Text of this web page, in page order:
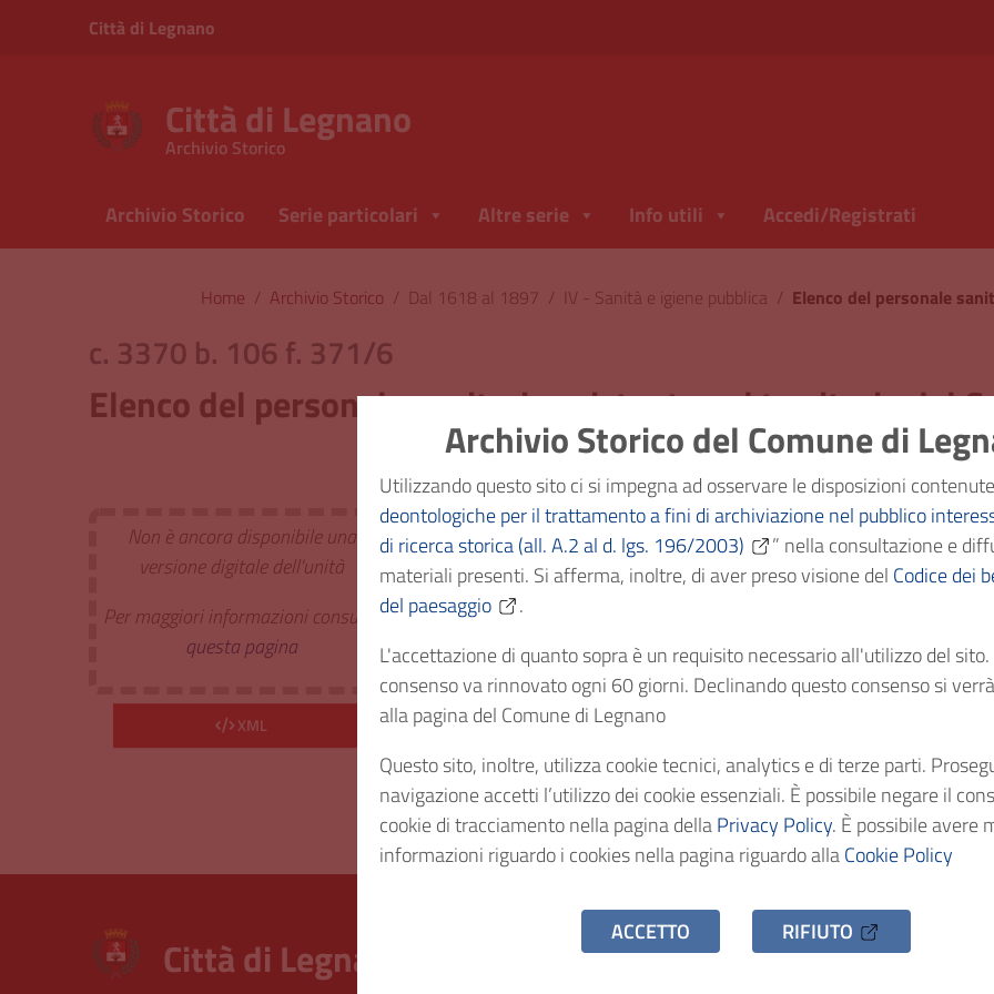
Archivio Storico del Comune di
Utilizzando questo sito ci si impegna ad osservare le disposizioni
deontologiche per il trattamento a fini di archiviazione nel pubblico
di ricerca storica (all. A.2 al d. lgs. 196/2003)
” nella consultazione e
materiali presenti. Si afferma, inoltre, di aver preso visione del Codice dei
del paesaggio
.
L'accettazione di quanto sopra è un requisito necessario all'utilizzo del
consenso va rinnovato ogni 60 giorni. Declinando questo consenso si
alla pagina del Comune di Legnano
Questo sito, inoltre, utilizza cookie tecnici, analytics e di terze parti.
navigazione accetti l’utilizzo dei cookie essenziali. È possibile negare il
cookie di tracciamento nella pagina dellaPrivacy Policy. È possibile avere
informazioni riguardo i cookies nella pagina riguardo allaCookie Policy
ACCETTO RIFIUTO
Vai ai contenuti
Vai al menu di navigazione
Città di Legnano
Città di Legnano
Archivio Storico
Archivio Storico Serie particolari Altre serie Info utili Accedi/Registrati
Home / Archivio Storico / Dal 1618 al 1897 / IV - Sanità e igiene pubblica /
c. 3370 b. 106 f. 371/6
Elenco del personale sanitario esistente nel territorio del
Non è ancora disponibile una
versione digitale dell'unità
Per maggiori informazioni consulta
questa pagina
XML
Classificazione IV - Sanità e
Estr. Cronologici 1861
Cod. Identificativo
Consistenza 1 fascicolo
Diritto d'accesso Uso pubblico
Città di Legnano – Archivio Storico